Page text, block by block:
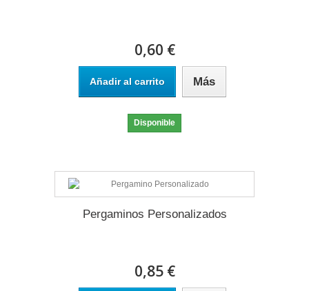
0,60 €
Añadir al carrito Más
Disponible
Pergaminos Personalizados
0,85 €